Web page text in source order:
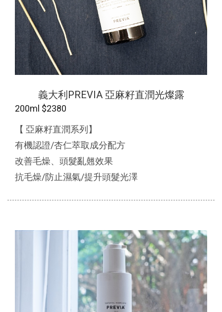
義大利PREVIA 亞麻籽直潤光燦露
200ml $2380
【 亞麻籽直潤系列】
有機認證/杏仁萃取成分配方
改善毛燥、頭髮亂翹效果
抗毛燥/防止濕氣/提升頭髮光澤